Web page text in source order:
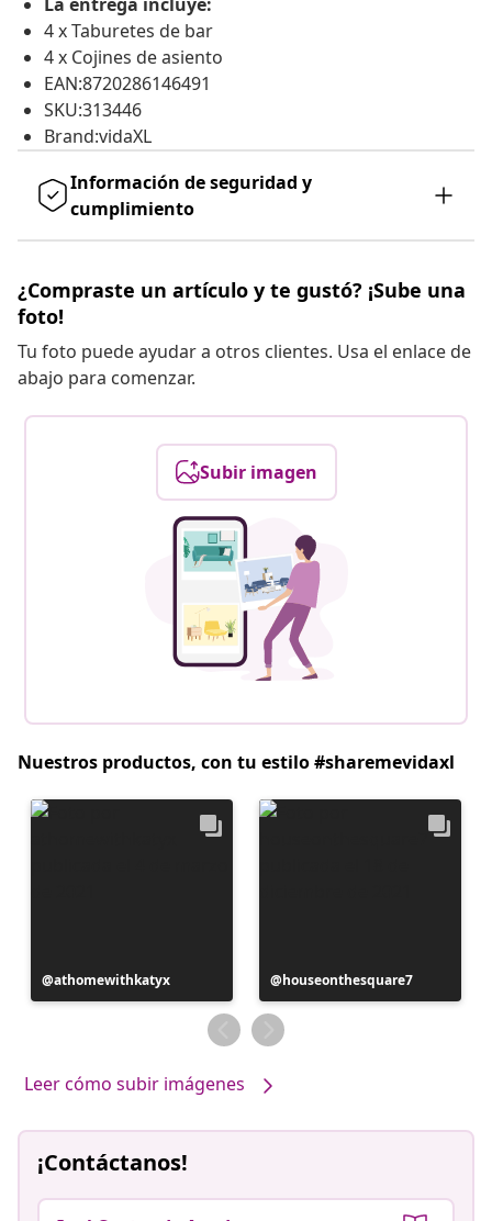
4 x Taburetes de bar
4 x Cojines de asiento
EAN:8720286146491
SKU:313446
Brand:vidaXL
Información de seguridad y
cumplimiento
¿Compraste un artículo y te gustó? ¡Sube una
foto!
Tu foto puede ayudar a otros clientes. Usa el enlace de
abajo para comenzar.
Subir imagen
Nuestros productos, con tu estilo #sharemevidaxl
Publicación
realizada
athomewithkatyx
Publicación
realizada
por
houseonthesquare7
Leer cómo subir imágenes
¡Contáctanos!